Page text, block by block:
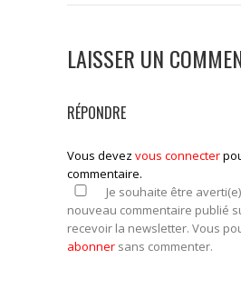
LAISSER UN
RÉPONDRE
Vous devez vous connecter
commentaire.
Je souhaite être
nouveau commentaire publié
recevoir la newsletter. Vous
abonner sans commenter.